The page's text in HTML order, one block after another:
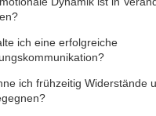
ich eine erfolgreiche
ich frühzeitig Widerstände